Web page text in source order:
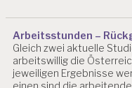
Arbeitsstunden –
Gleich zwei aktuelle
arbeitswillig die
jeweiligen Ergebnisse
einen sind die